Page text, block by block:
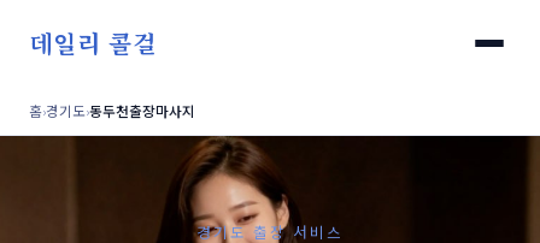
데일리 콜걸
홈›경기도›동두천출장마사지
경기도 출장 서비스